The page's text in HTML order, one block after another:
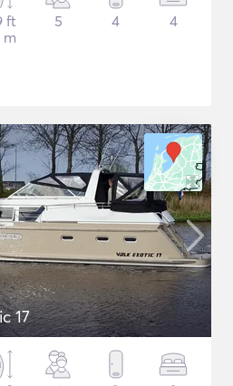
ft
m
5 4 4
17